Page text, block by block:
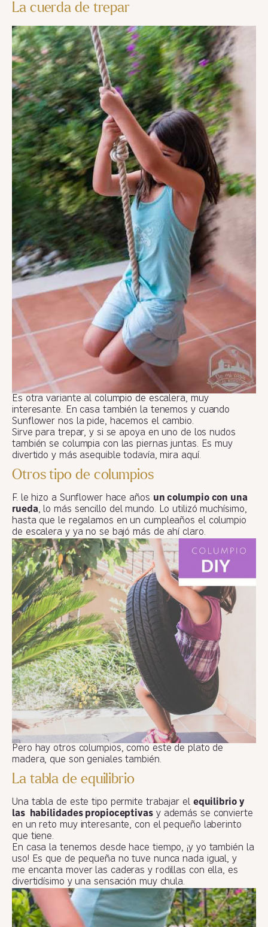
La cuerda de trepar
Es otra variante al columpio de escalera, muy
interesante. En casa también la tenemos y cuando
Sunflower nos la pide, hacemos el cambio.
Sirve para trepar, y si se apoya en uno de los nudos
también se columpia con las piernas juntas. Es muy
divertido y más asequible todavía, mira aquí.
Otros tipo de columpios
F. le hizo a Sunflower hace años un columpio con una
rueda, lo más sencillo del mundo. Lo utilizó muchísimo,
hasta que le regalamos en un cumpleaños el columpio
de escalera y ya no se bajó más de ahí claro.
Pero hay otros columpios, como este de plato de
madera, que son geniales también.
La tabla de equilibrio
Una tabla de este tipo permite trabajar el equilibrio y
las habilidades propioceptivasy además se convierte
en un reto muy interesante, con el pequeño laberinto
que tiene.
En casa la tenemos desde hace tiempo, ¡y yo también la
uso! Es que de pequeña no tuve nunca nada igual, y
me encanta mover las caderas y rodillas con ella, es
divertidísimo y una sensación muy chula.